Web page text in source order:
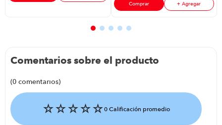
Comprar + Agregar
Comentarios sobre el producto
☆☆☆☆☆0 Calificación promedio
(0 comentarios)